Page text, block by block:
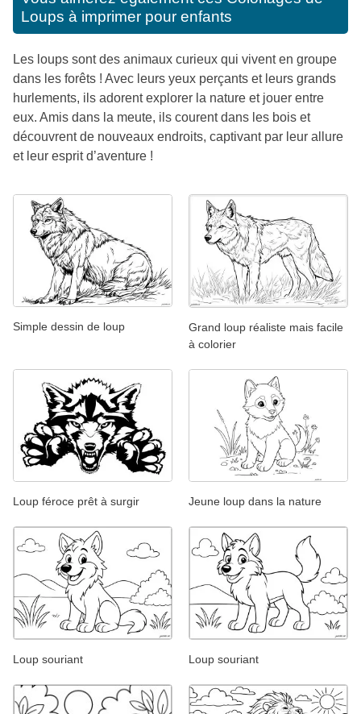
Loups à imprimer pour enfants
Les loups sont des animaux curieux qui vivent en groupe
dans les forêts ! Avec leurs yeux perçants et leurs grands
hurlements, ils adorent explorer la nature et jouer entre
eux. Amis dans la meute, ils courent dans les bois et
découvrent de nouveaux endroits, captivant par leur allure
et leur esprit d’aventure !
Simple dessin de loup
Grand loup réaliste mais facile
à colorier
Loup féroce prêt à surgir Jeune loup dans la nature
Loup souriant Loup souriant